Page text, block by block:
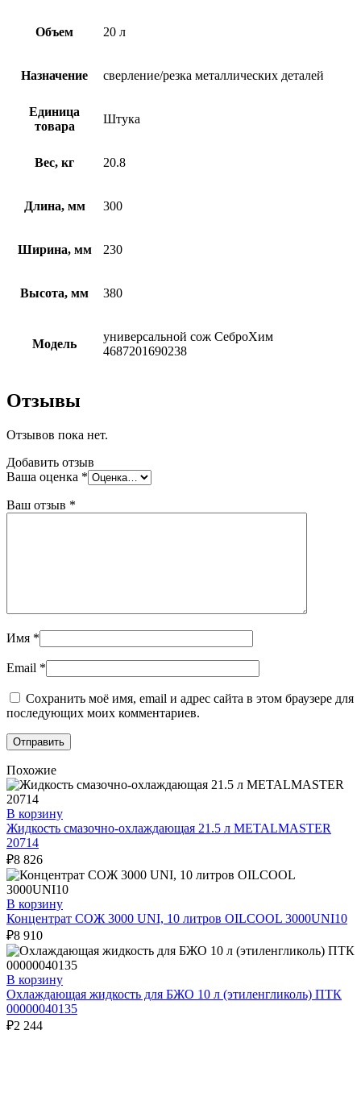
Объем 20 л
Назначение сверление/резка металлических деталей
Единица
товара
Штука
Вес, кг 20.8
Длина, мм 300
Ширина, мм 230
Высота, мм 380
Модель
универсальной сож СеброХим
4687201690238
Отзывы
Отзывов пока нет.
Добавить отзыв
Ваша оценка *
Ваш отзыв *
Имя *
Email *
Сохранить моё имя, email и адрес сайта в этом браузере для
последующих моих комментариев.
Похожие
В корзину
Жидкость смазочно-охлаждающая 21.5 л METALMASTER
20714
₽8 826
В корзину
Концентрат СОЖ 3000 UNI, 10 литров OILCOOL 3000UNI10
₽8 910
В корзину
Охлаждающая жидкость для БЖО 10 л (этиленгликоль) ПТК
00000040135
₽2 244